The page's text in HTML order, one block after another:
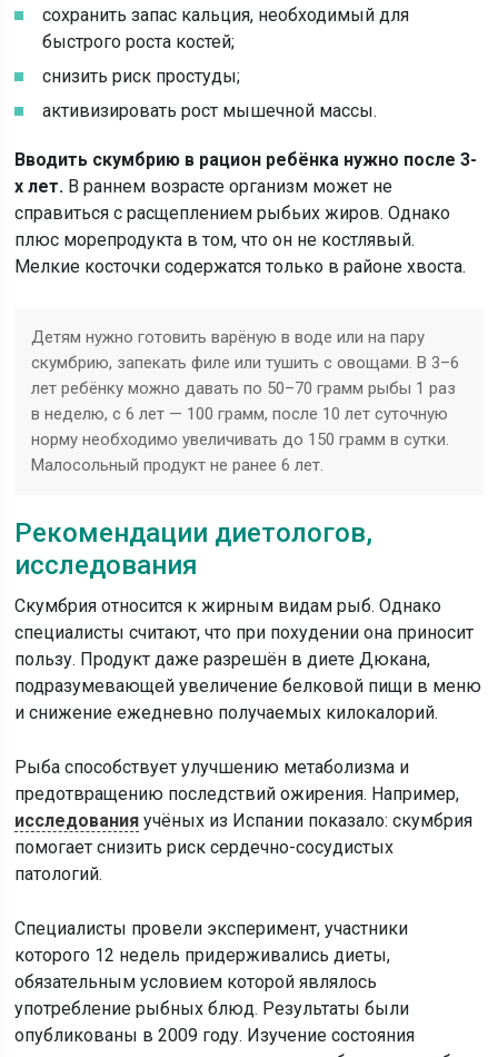
сохранить запас кальция, необходимый для
быстрого роста костей;
снизить риск простуды;
активизировать рост мышечной массы.
Вводить скумбрию в рацион ребёнка нужно после 3-
х лет. В раннем возрасте организм может не
справиться с расщеплением рыбьих жиров. Однако
плюс морепродукта в том, что он не костлявый.
Мелкие косточки содержатся только в районе хвоста.
Детям нужно готовить варёную в воде или на пару
скумбрию, запекать филе или тушить с овощами. В 3–6
лет ребёнку можно давать по 50–70 грамм рыбы 1 раз
в неделю, с 6 лет — 100 грамм, после 10 лет суточную
норму необходимо увеличивать до 150 грамм в сутки.
Малосольный продукт не ранее 6 лет.
Рекомендации диетологов,
исследования
Скумбрия относится к жирным видам рыб. Однако
специалисты считают, что при похудении она приносит
пользу. Продукт даже разрешён в диете Дюкана,
подразумевающей увеличение белковой пищи в меню
и снижение ежедневно получаемых килокалорий.
Рыба способствует улучшению метаболизма и
предотвращению последствий ожирения. Например,
исследования учёных из Испании показало: скумбрия
помогает снизить риск сердечно-сосудистых
патологий.
Специалисты провели эксперимент, участники
которого 12 недель придерживались диеты,
обязательным условием которой являлось
употребление рыбных блюд. Результаты были
опубликованы в 2009 году. Изучение состояния